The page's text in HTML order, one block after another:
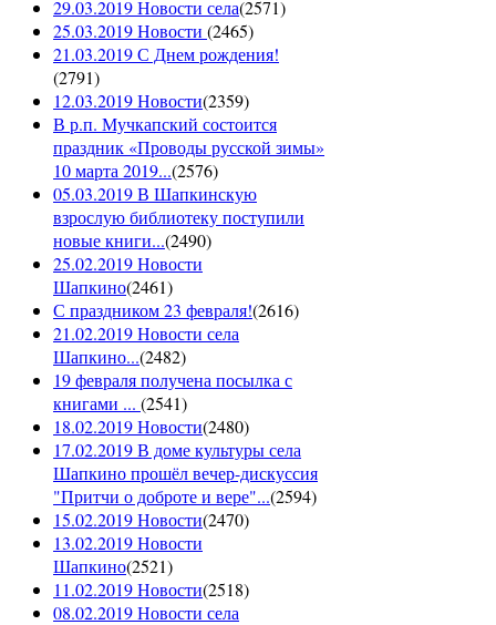
29.03.2019 Новости села(2571)
25.03.2019 Новости (2465)
21.03.2019 С Днем рождения!
(2791)
12.03.2019 Новости(2359)
В р.п. Мучкапский состоится
праздник «Проводы русской зимы»
10 марта 2019...(2576)
05.03.2019 В Шапкинскую
взрослую библиотеку поступили
новые книги...(2490)
25.02.2019 Новости
Шапкино(2461)
С праздником 23 февраля!(2616)
21.02.2019 Новости села
Шапкино...(2482)
19 февраля получена посылка с
книгами ... (2541)
18.02.2019 Новости(2480)
17.02.2019 В доме культуры села
Шапкино прошёл вечер-дискуссия
"Притчи о доброте и вере"...(2594)
15.02.2019 Новости(2470)
13.02.2019 Новости
Шапкино(2521)
11.02.2019 Новости(2518)
08.02.2019 Новости села